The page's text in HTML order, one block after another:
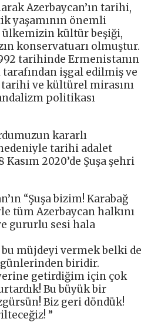
Azerbaycan’ın tarihi,
yaşamının önemli
kültür beşiği,
konservatuarı olmuştur.
tarihinde Ermenistanın
işgal edilmiş ve
tarihi ve kültürel mirasını
politikası
kararlı
tarihi adalet
2020’de Şuşa şehri
“Şuşa bizim! Karabağ
tüm Azerbaycan halkını
gururlu sesi hala
bu müjdeyi vermek belki de
biridir.
getirdiğim için çok
Bu büyük bir
Biz geri döndük!
”